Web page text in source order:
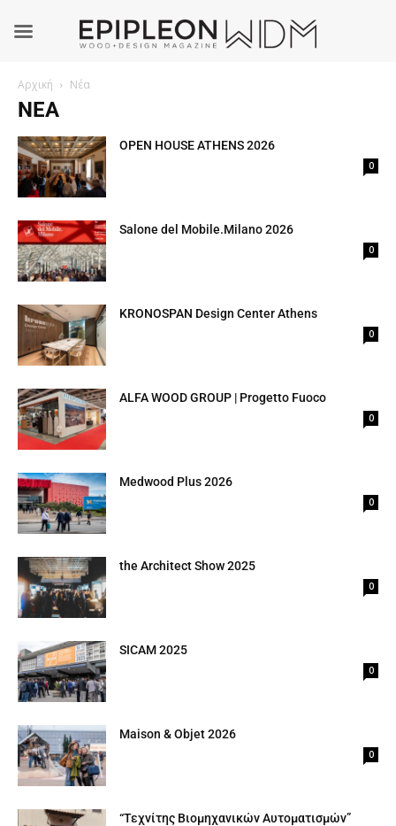
Αρχική Νέα
ΝΈΑ
OPEN HOUSE ATHENS 2026
0
Salone del Mobile.Milano 2026
0
KRONOSPAN Design Center Athens
0
ALFA WOOD GROUP | Progetto Fuoco
0
Medwood Plus 2026
0
the Architect Show 2025
0
SICAM 2025
0
Maison & Objet 2026
0
“Τεχνίτης Βιομηχανικών Αυτοματισμών”